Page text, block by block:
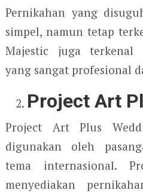
Pernikahan yang
simpel, namun tetap
Majestic juga terkenal
yang sangat profesional
Project Art
Project Art Plus
digunakan oleh
tema internasional.
menyediakan